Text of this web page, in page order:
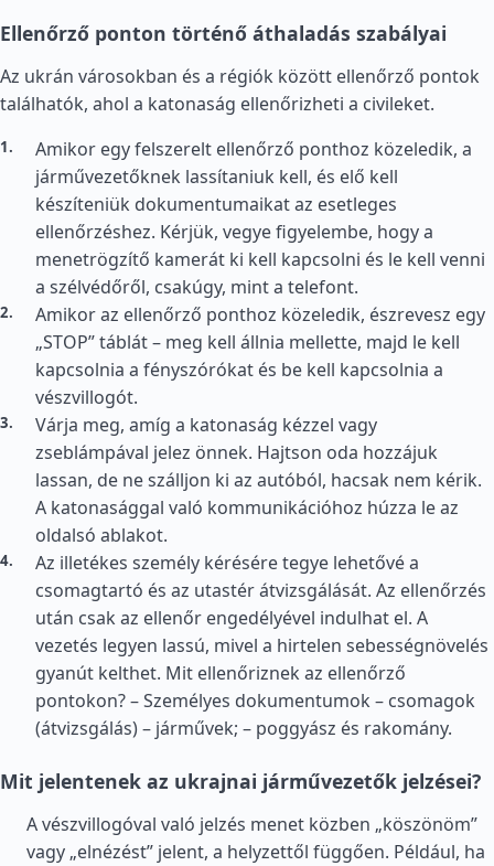
Ellenőrző ponton történő áthaladás szabályai
Az ukrán városokban és a régiók között ellenőrző pontok
találhatók, ahol a katonaság ellenőrizheti a civileket.
Amikor egy felszerelt ellenőrző ponthoz közeledik, a
járművezetőknek lassítaniuk kell, és elő kell
készíteniük dokumentumaikat az esetleges
ellenőrzéshez. Kérjük, vegye figyelembe, hogy a
menetrögzítő kamerát ki kell kapcsolni és le kell venni
a szélvédőről, csakúgy, mint a telefont.
Amikor az ellenőrző ponthoz közeledik, észrevesz egy
„STOP” táblát – meg kell állnia mellette, majd le kell
kapcsolnia a fényszórókat és be kell kapcsolnia a
vészvillogót.
Várja meg, amíg a katonaság kézzel vagy
zseblámpával jelez önnek. Hajtson oda hozzájuk
lassan, de ne szálljon ki az autóból, hacsak nem kérik.
A katonasággal való kommunikációhoz húzza le az
oldalsó ablakot.
Az illetékes személy kérésére tegye lehetővé a
csomagtartó és az utastér átvizsgálását. Az ellenőrzés
után csak az ellenőr engedélyével indulhat el. A
vezetés legyen lassú, mivel a hirtelen sebességnövelés
gyanút kelthet. Mit ellenőriznek az ellenőrző
pontokon? – Személyes dokumentumok – csomagok
(átvizsgálás) – járművek; – poggyász és rakomány.
Mit jelentenek az ukrajnai járművezetők jelzései?
A vészvillogóval való jelzés menet közben „köszönöm”
vagy „elnézést” jelent, a helyzettől függően. Például, ha